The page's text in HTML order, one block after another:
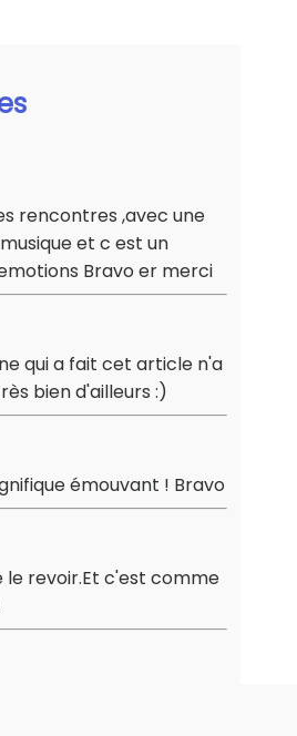
rencontres ,avec une
et c est un
Bravo er merci
qui a fait cet article n'a
bien d'ailleurs :)
émouvant ! Bravo
le revoir.Et c'est comme